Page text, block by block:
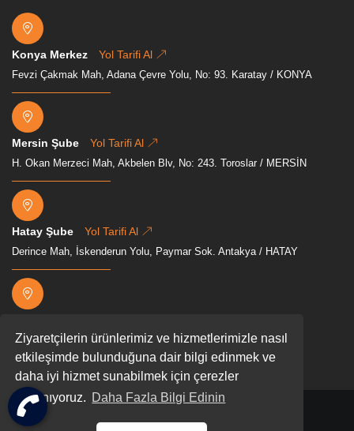
Ziyaretçilerin ürünlerimiz ve hizmetlerimizle nasıl
etkileşimde bulunduğuna dair bilgi edinmek ve
daha iyi hizmet sunabilmek için çerezler
kullanıyoruz. Daha Fazla Bilgi Edinin
Konya Merkez Yol Tarifi Al
Fevzi Çakmak Mah, Adana Çevre Yolu, No: 93. Karatay / KONYA
Mersin Şube Yol Tarifi Al
H. Okan Merzeci Mah, Akbelen Blv, No: 243. Toroslar / MERSİN
Hatay Şube Yol Tarifi Al
Derince Mah, İskenderun Yolu, Paymar Sok. Antakya / HATAY
Mevkii, Akyar, D400, 80000 Osmaniye Merkez/Osmaniye